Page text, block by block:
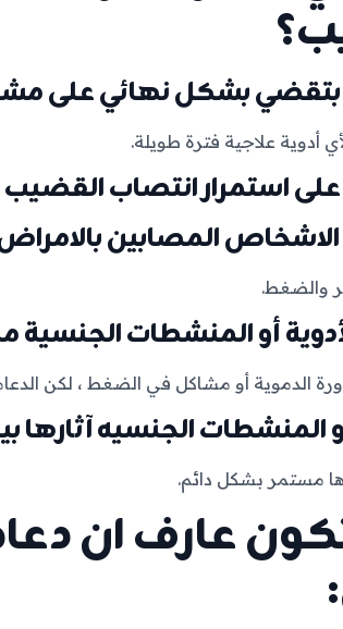
أدوية علاجية فترة طويلة.
والضغط.
الدموية أو مشاكل في الضغط ، لكن
مستمر بشكل دائم.
عارف ان